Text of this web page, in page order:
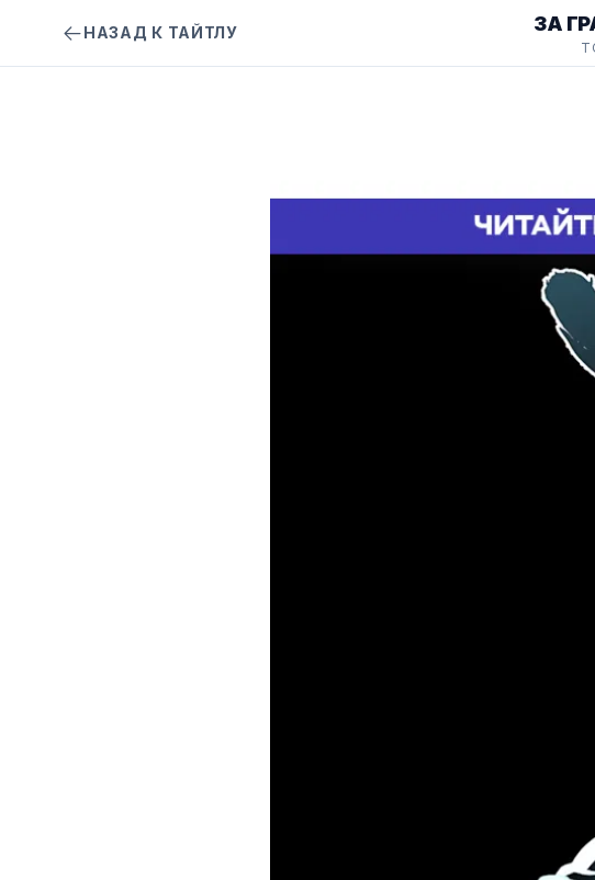
НАЗАД К ТАЙТЛУ ЗА